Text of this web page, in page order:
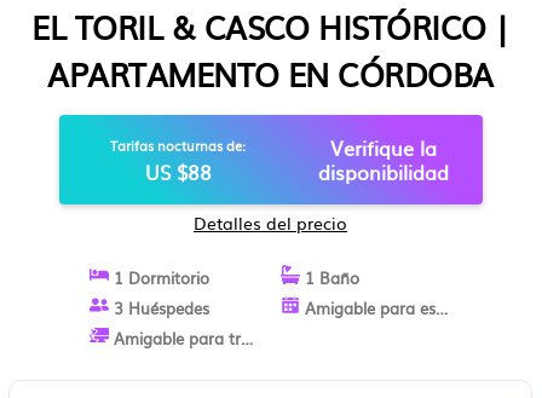
EL TORIL & CASCO HISTÓRICO |
APARTAMENTO EN CÓRDOBA
Tarifas nocturnas de:
US $88
Verifique la
disponibilidad
Detalles del precio
1 Dormitorio
1 Baño
3 Huéspedes
Amigable para estancias largas
Amigable para trabajo